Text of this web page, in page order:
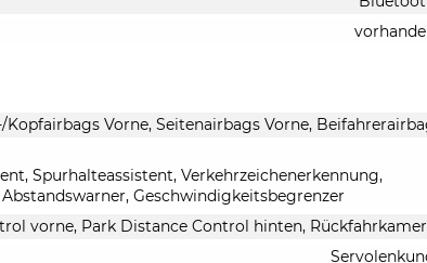
Kopfairbags Vorne, Seitenairbags Vorne,
Spurhalteassistent, Verkehrzeichenerkennung,
Geschwindigkeitsbegrenzer
vorne, Park Distance Control hinten,